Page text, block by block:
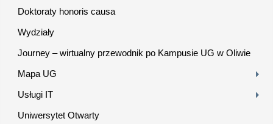
Doktoraty honoris causa
Wydziały
Journey – wirtualny przewodnik po Kampusie UG w Oliwie
Mapa UG
Usługi IT
Uniwersytet Otwarty